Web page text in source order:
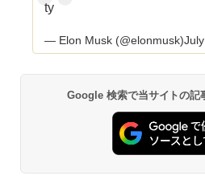
ty
— Elon Musk (@elonmusk)
Google 検索で当サイトの記